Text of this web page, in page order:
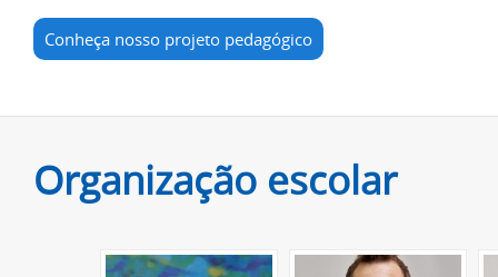
Conheça nosso projeto pedagógico
Organização escolar